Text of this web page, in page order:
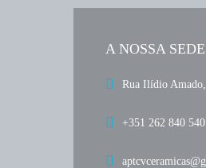
A NOSSA SEDE
Rua Ilídio Amado,
+351 262 840 540